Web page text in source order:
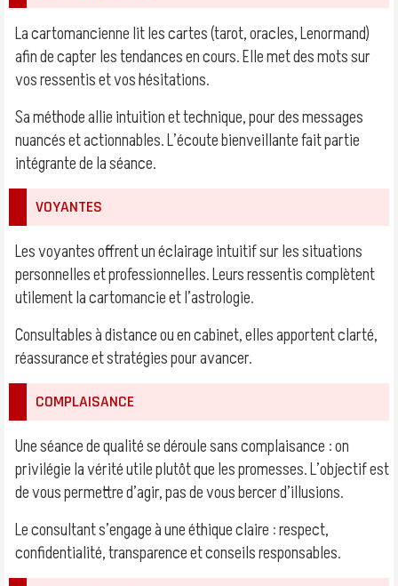
La cartomancienne lit les cartes (tarot, oracles, Lenormand)
afin de capter les tendances en cours. Elle met des mots sur
vos ressentis et vos hésitations.
Sa méthode allie intuition et technique, pour des messages
nuancés et actionnables. L’écoute bienveillante fait partie
intégrante de la séance.
VOYANTES
Les voyantes offrent un éclairage intuitif sur les situations
personnelles et professionnelles. Leurs ressentis complètent
utilement la cartomancie et l’astrologie.
Consultables à distance ou en cabinet, elles apportent clarté,
réassurance et stratégies pour avancer.
COMPLAISANCE
Une séance de qualité se déroule sans complaisance : on
privilégie la vérité utile plutôt que les promesses. L’objectif est
de vous permettre d’agir, pas de vous bercer d’illusions.
Le consultant s’engage à une éthique claire : respect,
confidentialité, transparence et conseils responsables.